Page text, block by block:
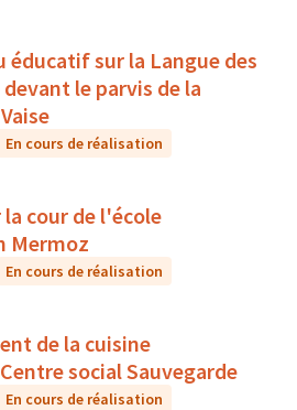
éducatif sur la Langue des
le parvis de la
En cours de réalisation
la cour de l'école
Mermoz
En cours de réalisation
de la cuisine
social Sauvegarde
En cours de réalisation